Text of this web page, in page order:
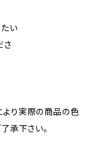
い
さ
り実際の商品の色
承下さい。